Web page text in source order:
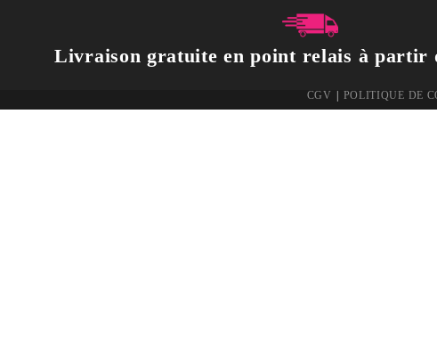
Livraison gratuite en point relais à partir
CGV POLITIQUE DE